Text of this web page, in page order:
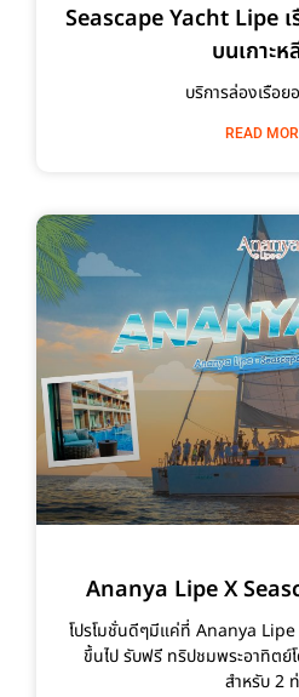
Seascape Yacht Lipe
บนเกาะห
บริการล่องเรือ
READ
Ananya Lipe X
โปรโมชั่นดีๆมีแค่ที่ Ananya
ขึ้นไป รับฟรี ทริปชมพระอาทิตย์
สำหรับ 2